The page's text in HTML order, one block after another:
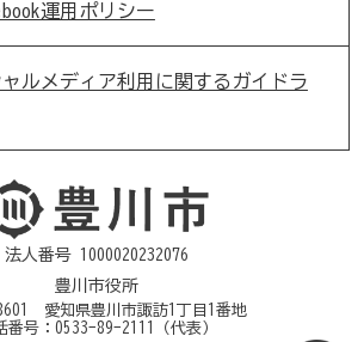
運用ポリシー
ルメディア利用に関するガイドラ
法人番号 1000020232076
豊川市役所
愛知県豊川市諏訪1丁目1番地
番号： 0533-89-2111 （代表）